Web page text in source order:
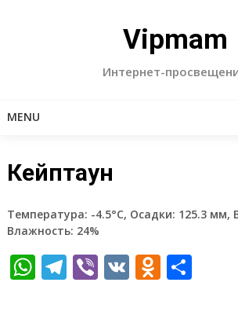
Vipmam
Интернет-
MENU
Кейптаун
Температура: -4.5°C, Осадки: 125.3 мм,
Влажность: 24%
WhatsApp
Telegram
Viber
VK